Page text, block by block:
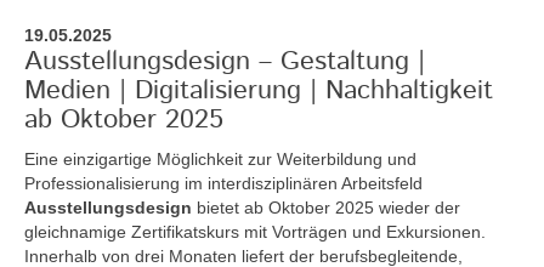
19.05.2025
Ausstellungsdesign – Gestaltung |
Medien | Digitalisierung | Nachhaltigkeit
ab Oktober 2025
Eine einzigartige Möglichkeit zur Weiterbildung und
Professionalisierung im interdisziplinären Arbeitsfeld
Ausstellungsdesign bietet ab Oktober 2025 wieder der
gleichnamige Zertifikatskurs mit Vorträgen und Exkursionen.
Innerhalb von drei Monaten liefert der berufsbegleitende,